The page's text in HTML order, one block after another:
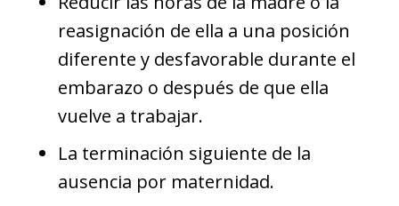
reasignación de ella a una posición
diferente y desfavorable durante el
embarazo o después de que ella
vuelve a trabajar.
La terminación siguiente de la
ausencia por maternidad.